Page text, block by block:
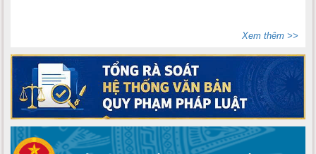
Xem thêm >>